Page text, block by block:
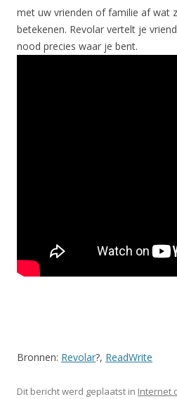
met uw vrienden of familie af wat
betekenen. Revolar vertelt je
nood precies waar je bent.
Bronnen: Revolar?, ReadWrite
Dit bericht werd geplaatst in Internet